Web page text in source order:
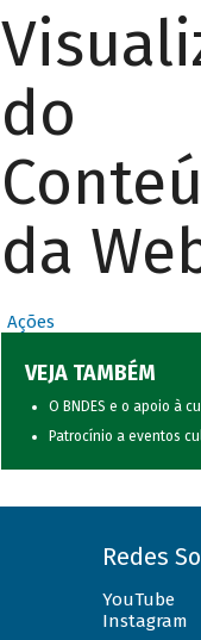
do
da
Ações
VEJA TAMBÉM
O BNDES e o apoio à
Patrocínio a eventos
Redes
YouTube
Instagram